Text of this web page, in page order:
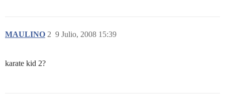
MAULINO 9 Julio, 2008 15:39
2
karate kid 2?